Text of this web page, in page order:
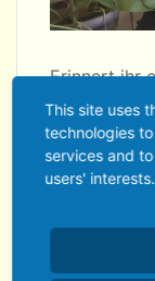
Erinnert ihr
Tina Pfurr?
Berlin und
gelesen.
This site uses
technologies
services and
users' interests.